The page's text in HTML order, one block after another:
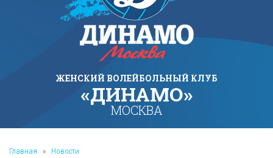
ЖЕНСКИЙ ВОЛЕЙБОЛЬНЫЙ КЛУБ
«ДИНАМО»
МОСКВА
Главная » Новости